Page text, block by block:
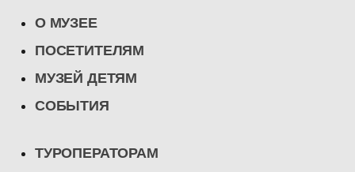
О МУЗЕЕ
ПОСЕТИТЕЛЯМ
МУЗЕЙ ДЕТЯМ
СОБЫТИЯ
ТУРОПЕРАТОРАМ